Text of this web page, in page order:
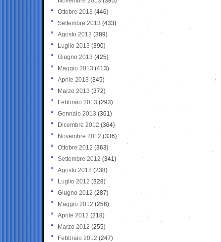
Ottobre 2013 (446)
Settembre 2013 (433)
Agosto 2013 (389)
Luglio 2013 (390)
Giugno 2013 (425)
Maggio 2013 (413)
Aprile 2013 (345)
Marzo 2013 (372)
Febbraio 2013 (293)
Gennaio 2013 (361)
Dicembre 2012 (364)
Novembre 2012 (336)
Ottobre 2012 (363)
Settembre 2012 (341)
Agosto 2012 (238)
Luglio 2012 (328)
Giugno 2012 (287)
Maggio 2012 (258)
Aprile 2012 (218)
Marzo 2012 (255)
Febbraio 2012 (247)